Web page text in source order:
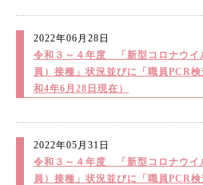
2022年06月28日
令和３～４年度 「新型コロナウイ
員）接種」状況並びに「職員PCR
和4年6月28日現在）
2022年05月31日
令和３～４年度 「新型コロナウイ
員）接種」状況並びに「職員PCR